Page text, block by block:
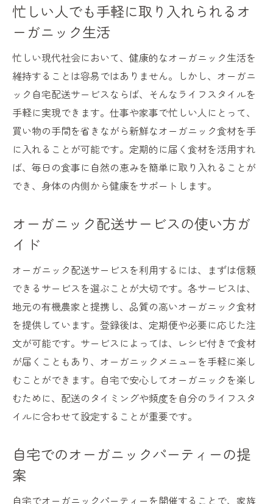
忙しい人でも手軽に取り入れられるオ
ーガニック生活
忙しい現代社会において、健康的なオーガニック生活を
維持することは容易ではありません。しかし、オーガニ
ック自宅配送サービスならば、そんなライフスタイルを
手軽に実現できます。仕事や家事で忙しい人にとって、
買い物の手間を省きながら新鮮なオーガニック食材を手
に入れることが可能です。定期的に届く食材を活用すれ
ば、毎日の食事に自然の恵みを簡単に取り入れることが
でき、身体の内側から健康をサポートします。
オーガニック配送サービスの使い方ガ
イド
オーガニック配送サービスを利用するには、まずは信頼
できるサービスを選ぶことが大切です。各サービスは、
地元の有機農家と提携し、品質の高いオーガニック食材
を提供しています。登録後は、定期便や必要に応じた注
文が可能です。サービスによっては、レシピ付きで食材
が届くこともあり、オーガニックメニューを手軽に楽し
むことができます。自宅で安心してオーガニックを楽し
むために、配送のタイミングや頻度を自分のライフスタ
イルに合わせて設定することが重要です。
自宅でのオーガニックパーティーの提
案
自宅でオーガニックパーティーを開催することで、家族